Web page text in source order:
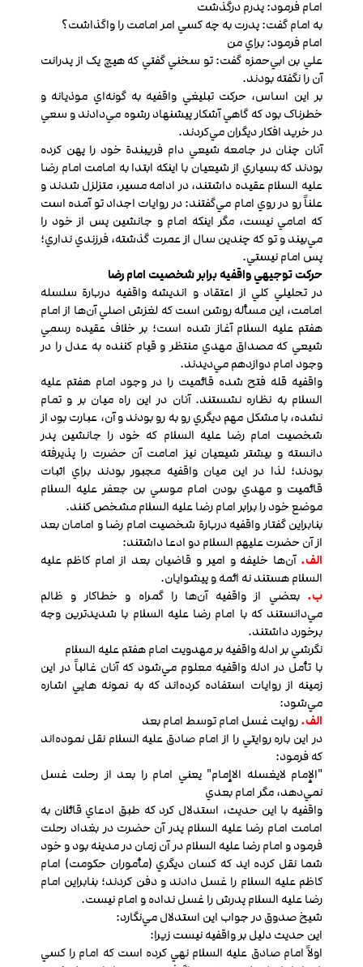
امام فرمود: پدرم درگذشت
به امام گفت: پدرت به چه کسي امر امامت را واگذاشت؟
امام فرمود: براي من
علي بن ابي‌حمزه گفت: تو سخني گفتي که هيچ يک از پدرانت
آن را نگفته بودند.
بر اين اساس، حرکت تبليغي واقفیه به گونه‌اي موذيانه و
خطرناک بود که گاهي آشكار پيشنهاد رشوه مي‌دادند و سعي
در خريد افکار ديگران مي‌كردند.
آنان چنان در جامعه شيعي دام فريبندة خود را پهن كرده
بودند که بسياري از شيعيان با اينکه ابتدا به امامت امام رضا
عليه السلام عقيده داشتند، در ادامه مسير، متزلزل شدند و
علناً رو در روي امام مي‌گفتند: در روايات اجداد تو آمده است
که امامي نيست، مگر اينکه امام و جانشين پس از خود را
مي‌بيند و تو که چندين سال از عمرت گذشته، فرزندي نداري؛
پس امام نيستي.
حرکت توجيهي واقفیه برابر شخصيت امام رضا
در تحليلي کلي از اعتقاد و انديشه واقفیه دربارة سلسله
امامت، اين مسأله روشن است که لغزش اصلي آن‌ها از امام
هفتم عليه السلام آغاز شده است؛ بر خلاف عقيده رسمي
شيعي که مصداق مهدي منتظر و قيام کننده به عدل را در
وجود امام دوازدهم مي‌ديدند.
واقفیه قله فتح شده قائميت را در وجود امام هفتم عليه
السلام به نظاره نشستند. آنان در اين راه ميان بر و تمام
نشده، با مشکل مهم ديگري رو به رو بودند و آن، عبارت بود از
شخصيت امام رضا عليه السلام که خود را جانشين پدر
دانسته و بيشتر شيعيان نيز امامت آن حضرت را پذيرفته
بودند؛ لذا در اين ميان واقفیه مجبور بودند براي اثبات
قائميت و مهدي بودن امام موسي بن جعفر عليه السلام
موضع خود را برابر امام رضا عليه السلام مشخص كنند.
بنابراين گفتار واقفیه دربارة شخصيت امام رضا و امامان بعد
از آن حضرت عليهم السلام دو ادعا داشتند:
الف. آن‌ها خليفه و امير و قاضيان بعد از امام کاظم عليه
السلام هستند نه ائمه و پيشوايان.
ب. بعضي از واقفیه آن‌ها را گمراه و خطاکار و ظالم
مي‌دانستند که با امام رضا عليه السلام با شديد‌ترين وجه
برخورد داشتند.
نگرشي بر ادله واقفیه بر مهدويت امام هفتم عليه السلام
با تأمل در ادله واقفیه معلوم مي‌شود که آنان غالباً در اين
زمينه از روايات استفاده كرده‌اند که به نمونه هايي اشاره
مي‌شود:
الف.روايت غسل امام توسط امام بعد
در اين باره روايتي را از امام صادق عليه السلام نقل نموده‌اند
که فرمود:
"الإمام لايغسله الاإمام" يعني امام را بعد از رحلت غسل
نمي‌دهد، مگر امام بعدي
واقفیه با اين حديث، استدلال كرد که طبق ادعاي قائلان به
امامت امام رضا عليه السلام پدر آن حضرت در بغداد رحلت
فرمود و امام رضا عليه السلام در آن زمان در مدينه بود و خود
شما نقل کرده ايد که کسان ديگري (مأموران حکومت) امام
کاظم عليه السلام را غسل دادند و دفن كردند؛ بنابراين امام
رضا عليه السلام پدرش را غسل نداده و امام نيست.
شيخ صدوق در جواب اين استدلال مي‌نگارد:
اين حديث دليل بر واقفیه نيست زيرا:
اولاً امام صادق عليه السلام نهي کرده است که امام را كسي